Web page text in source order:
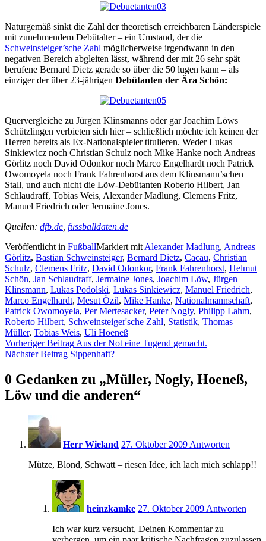
Naturgemäß sinkt die Zahl der theoretisch erreichbaren Länderspiele
mit zunehmendem Debütalter – ein Umstand, der die
Schweinsteiger’sche Zahl möglicherweise irgendwann in den
negativen Bereich abgleiten lässt, während der mit 26 sehr spät
berufene Bernard Dietz gerade so über die 50 lugen kann – als
einziger der über 23-jährigen Debütanten der Ära Schön:
Quervergleiche zu Jürgen Klinsmanns oder gar Joachim Löws
Schützlingen verbieten sich hier – schließlich möchte ich keinen der
Herren bereits als Ex-Nationalspieler titulieren. Weder Lukas
Sinkiewicz noch Christian Schulz noch Mike Hanke noch Andreas
Görlitz noch David Odonkor noch Marco Engelhardt noch Patrick
Owomoyela noch Frank Fahrenhorst aus dem Klinsmann’schen
Stall, und auch nicht die Löw-Debütanten Roberto Hilbert, Jan
Schlaudraff, Tobias Weis, Alexander Madlung, Clemens Fritz,
Manuel Friedrich oder Jermaine Jones.
Quellen: dfb.de fussballdaten.de
Veröffentlicht in FußballMarkiert mit Alexander Madlung, Andreas
Görlitz, Bastian Schweinsteiger, Bernard Dietz, Cacau, Christian
Schulz, Clemens Fritz, David Odonkor, Frank Fahrenhorst, Helmut
Schön, Jan Schlaudraff, Jermaine Jones, Joachim Löw, Jürgen
Klinsmann, Lukas Podolski, Lukas Sinkiewicz, Manuel Friedrich,
Marco Engelhardt, Mesut Özil, Mike Hanke, Nationalmannschaft,
Patrick Owomoyela, Per Mertesacker, Peter Nogly, Philipp Lahm,
Roberto Hilbert, Schweinsteiger'sche Zahl, Statistik, Thomas
Müller, Tobias Weis, Uli Hoeneß
Beitragsnavigation
Vorheriger Beitrag Aus der Not eine Tugend gemacht.
Nächster Beitrag Sippenhaft?
0 Gedanken zu „Müller, Nogly, Hoeneß,
Löw und die anderen“
Herr Wieland 27. Oktober 2009 Antworten
Mütze, Blond, Schwatt – riesen Idee, ich lach mich schlapp!!
heinzkamke 27. Oktober 2009 Antworten
Ich war kurz versucht, Deinen Kommentar zu